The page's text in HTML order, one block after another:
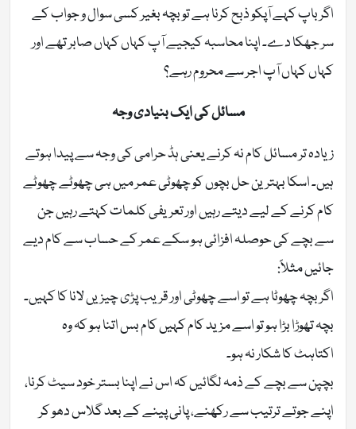
اگر باپ کہے آپکو ذبح کرنا ہے تو بچہ بغیر کسی سوال و جواب کے
سر جھکا دے۔ اپنا محاسبہ کیجیے آپ کہاں کہاں صابر تھے اور
کہاں کہاں آپ اجر سے محروم رہے؟
مسائل کی ایک بنیادی وجہ
زیادہ تر مسائل کام نہ کرنے یعنی ہڈ حرامی کی وجہ سے پیدا ہوتے
ہیں۔ اسکا بہترین حل بچوں کو چھوٹی عمر میں ہی چھوٹے چھوٹے
کام کرنے کے لیے دیتے رہیں اور تعریفی کلمات کہتے رہیں جن
سے بچے کی حوصلہ افزائی ہو سکے عمر کے حساب سے کام دیے
جائیں مثلاً:
اگر بچہ چھوٹا ہے تو اسے چھوٹی اور قریب پڑی چیزیں لانا کا کہیں۔
بچہ تھوڑا بڑا ہو تو اسے مزید کام کہیں کام بس اتنا ہو کہ وہ
اکتاہٹ کا شکار نہ ہو۔
بچپن سے بچے کے ذمہ لگائیں کہ اس نے اپنا بستر خود سیٹ کرنا،
اپنے جوتے ترتیب سے رکھنے، پانی پینے کے بعد گلاس دھو کر